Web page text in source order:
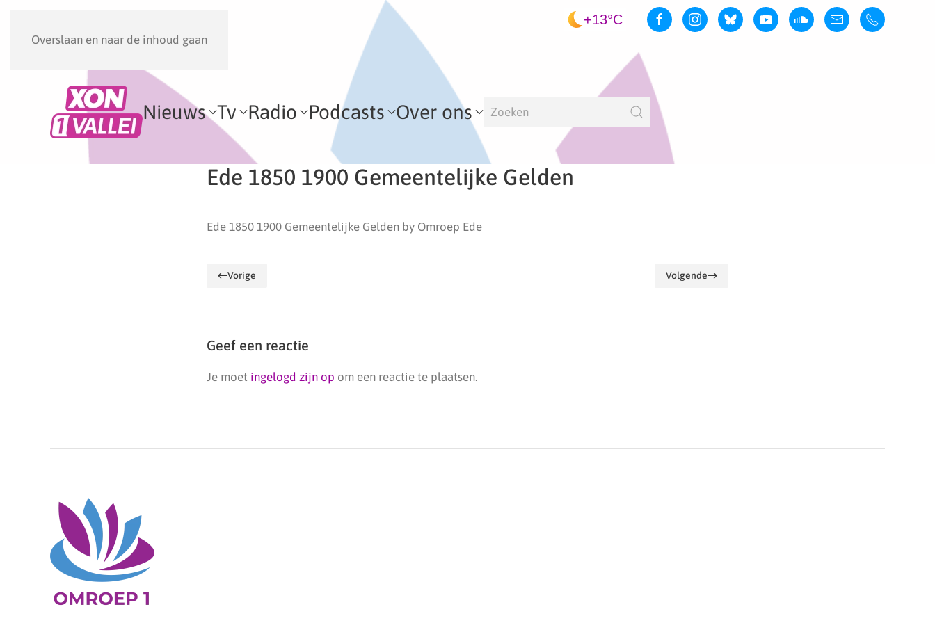
Overslaan en naar de inhoud gaan
+13°C
Nieuws Tv Radio Podcasts Over ons
Ede 1850 1900 Gemeentelijke Gelden
Ede 1850 1900 Gemeentelijke Gelden by Omroep Ede
Vorige Volgende
Geef een reactie
Je moet ingelogd zijn op om een reactie te plaatsen.